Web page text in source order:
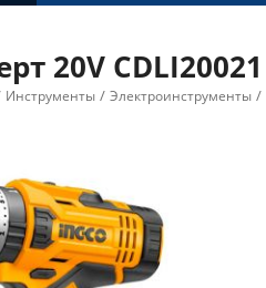
20V CDLI20021
Инструменты / Электроинструменты /